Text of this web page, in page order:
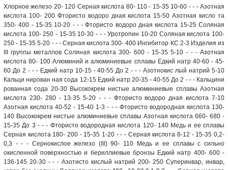
Хлорное железо 20- 120 Серная кислота 80- 110 - 15-35 10-60 - - - Азотная
кислота 100- 200 Фтористо водоро дная кислота 15-50 Азотная кисло та
350- 400 - 15-35 10-20 - - - Фтористо водоро дная кислота 15-25 Соляная
кислота 100- 250 - 15-35 10-30 - - - Уротропин 10-20 Соляная кислота 100-
250 - 15-35 5-20 - - - Серная кислота 300- 400 Ингибитор КС 2-3 Изделия из
III группы металлов Соляная кислота 300- 600 - 15-35 5-10 - - - Азотная
кислота 80- 100 Алюминий и алюминиевые сплавы Едкий натр 40-60 - 45-
60 До 2 - - - Едкий натр 10-15 - 40-55 До 2 - - - Азотнокис лый натрий 5-10
Кальци нирован ная сода 12-15 Едкий натр 20-35 - 40-55 До 2 - - - Кальцини
рованная сода 20-30 Высококрем нистые алюминиевые сплавы Азотная
кислота 230- 280 - 13-35 5-20 - - - Фтористо водоро дная кислота 7-10
Азотная кислота 40-52 - 15-40 1-3 - - - Фтористо водородная кислота 130-
140 Высококрем нистые алюминиевые сплавы Азотная кислота 660- 680 -
15-35 До 3 - - - Фтористо водородная кислота 120- 140 Медь и ее сплавы
Серная кислота 180- 200 - 15-35 1-20 - - - Серная кислота 8-12 - 15-35 0,2-
0,3 - - - Сернокислое железо (III) 90- 110 Медь и ее сплавы с сильно
окисленной поверхностью и бериллиевые бронзы Едкий натр 400- 600 -
136-145 20-30 - - - Азотисто кислый натрий 200- 250 Суперинвар, инвар,